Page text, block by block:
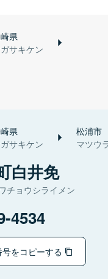
県
サキケン
県
サキケン
松浦市
マツウ
白井免
チョウシライメン
4534
をコピーする